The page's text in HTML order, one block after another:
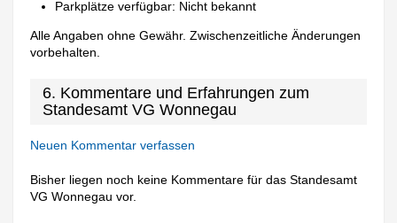
Parkplätze verfügbar: Nicht bekannt
Alle Angaben ohne Gewähr. Zwischenzeitliche Änderungen
vorbehalten.
6. Kommentare und Erfahrungen zum
Standesamt VG Wonnegau
Neuen Kommentar verfassen
Bisher liegen noch keine Kommentare für das Standesamt
VG Wonnegau vor.